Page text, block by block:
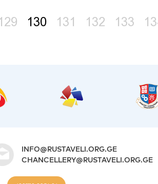
130 131 132 133
INFO@RUSTAVELI.ORG.GE
CHANCELLERY@RUSTAVELI.ORG.GE